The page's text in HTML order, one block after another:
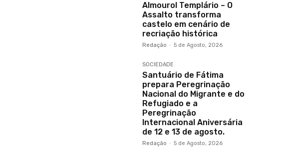
Almourol Templário – O
Assalto transforma
castelo em cenário de
recriação histórica
Redação - 5 de Agosto, 2026
SOCIEDADE
Santuário de Fátima
prepara Peregrinação
Nacional do Migrante e do
Refugiado e a
Peregrinação
Internacional Aniversária
de 12 e 13 de agosto.
Redação - 5 de Agosto, 2026